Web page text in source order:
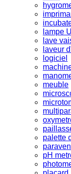
lampe
lave
laveur
logiciel
meuble
palette
pH